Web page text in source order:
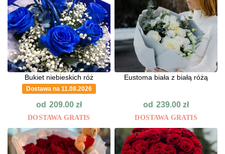
Bukiet niebieskich róż
Dostawa na 11.08.2026
od 209.00 zł
DOSTAWA GRATIS
Eustoma biała z białą różą
od 239.00zł
DOSTAWA GRATIS